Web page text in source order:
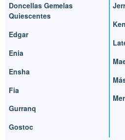
Doncellas Gemelas
Quiescentes
Edgar
Enia
Ensha
Fia
Gurranq
Gostoc